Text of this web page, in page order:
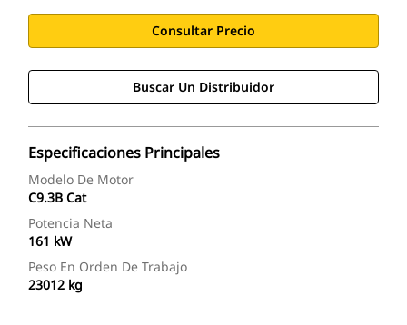
Consultar Precio
Buscar Un Distribuidor
Especificaciones Principales
Modelo De Motor
C9.3B Cat
Potencia Neta
161 kW
Peso En Orden De Trabajo
23012 kg